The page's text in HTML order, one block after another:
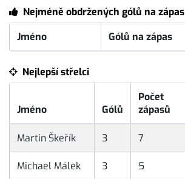
Nejméně obdržených gólů na zápas
Jméno
Gólů na zápas
Nejlepší střelci
Jméno Gólů
Počet
zápasů
Martin Škeřík 3 7
Michael Málek 3 5